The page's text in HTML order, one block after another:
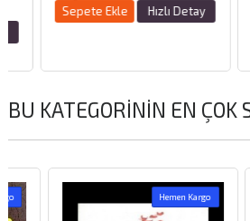
Sepete Ekle Hızlı Detay
BU KATEGORININ EN ÇOK
Hemen Kargo